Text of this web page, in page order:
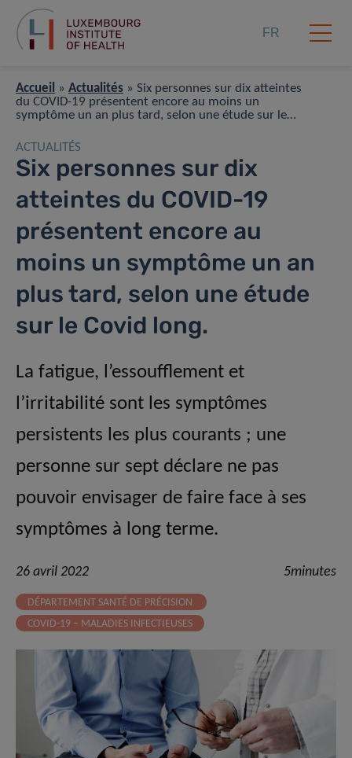
FR
Accueil » Actualités » Six personnes sur dix atteintes
du COVID-19 présentent encore au moins un
symptôme un an plus tard, selon une étude sur le
ACTUALITÉS
Six personnes sur dix
atteintes du COVID-19
présentent encore au
moins un symptôme un an
plus tard, selon une étude
sur le Covid long.
La fatigue, l’essoufflement et
l’irritabilité sont les symptômes
persistents les plus courants ; une
personne sur sept déclare ne pas
pouvoir envisager de faire face à ses
symptômes à long terme.
26 avril 2022 5minutes
DÉPARTEMENT SANTÉ DE PRÉCISION
COVID-19 – MALADIES INFECTIEUSES